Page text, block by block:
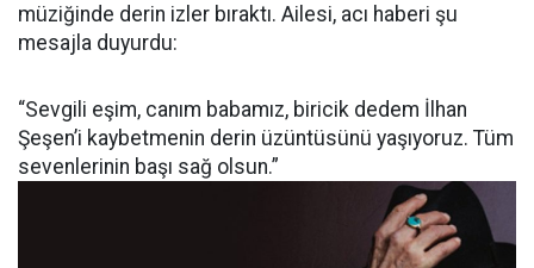
müziğinde derin izler bıraktı. Ailesi, acı haberi şu
mesajla duyurdu:
“Sevgili eşim, canım babamız, biricik dedem İlhan
Şeşen’i kaybetmenin derin üzüntüsünü yaşıyoruz. Tüm
sevenlerinin başı sağ olsun.”